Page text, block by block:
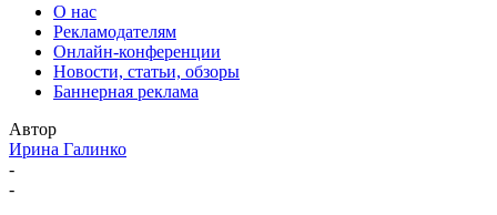
О нас
Рекламодателям
Онлайн-конференции
Новости, статьи, обзоры
Баннерная реклама
Автор
Ирина Галинко
-
-